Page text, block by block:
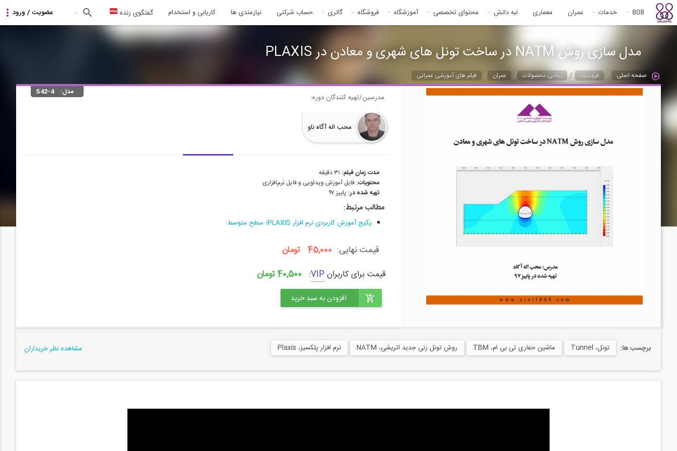
808 خدمات عمران معماری لبه دانش محتوای تخصصی آموزشگاه فروشگاه گالری حساب شرکتی نیازمندی ها کاریابی و استخدام گفتگوی زنده
مدل سازی روش NATM در ساخت تونل های شهری و معادن در PLAXIS
صفحه اصلی / فروشگاه / تمامی محصولات / عمران /
فیلم های آموزشی عمرانی
مدل:
S42-4
مدرسین/تهیه کنندگان دوره:
محب اله آگاه ناو
مدت زمان فیلم:
محتویات: فایل آموزش ویدئویی و فایل نرم‌افزاری
تهیه شده در: پاییز ۹۷
مطالب مرتبط:
پکیج آموزش کاربردی نرم افزار PLAXIS؛ سطح متوسط
قیمت نهایی: 45,000 تومان
قیمت برای کاربران VIP
: 40,500 تومان
برچسب ها: تونل، Tunnel ماشین حفاری تی بی ام، TBM روش تونل زنی جدید اتریشی، NATM نرم افزار پلکسیز، Plaxis مشاهده نظر خریداران